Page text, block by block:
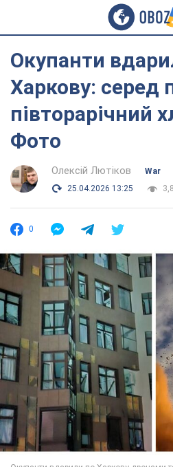
Окупанти
Харкову: серед
півторарічний
Фото
Олексій Лютіков
War
25.04.2026 13:25
0